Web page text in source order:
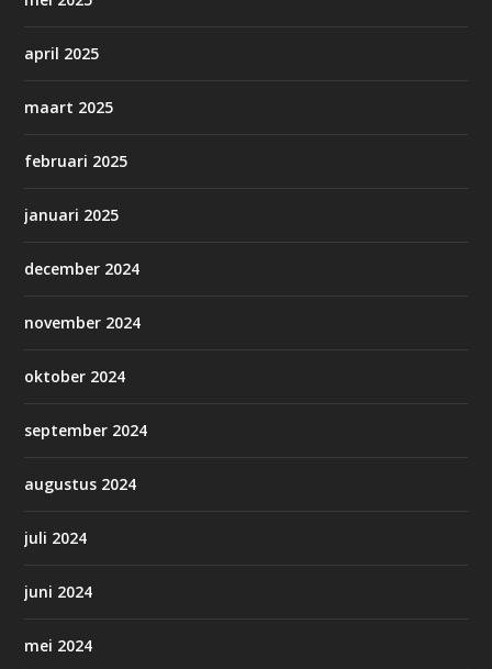
april 2025
maart 2025
februari 2025
januari 2025
december 2024
november 2024
oktober 2024
september 2024
augustus 2024
juli 2024
juni 2024
mei 2024